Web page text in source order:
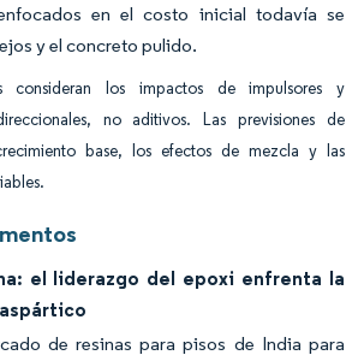
en el costo inicial todavía se
y el concreto pulido.
consideran los impactos de impulsores y
no aditivos. Las previsiones de
base, los efectos de mezcla y las
el liderazgo del epoxi enfrenta la
de resinas para pisos de India para